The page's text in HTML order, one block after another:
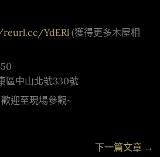
YdERl (獲得更多木屋相
區中山北號330號
迎至現場參觀~
下一篇文章 →